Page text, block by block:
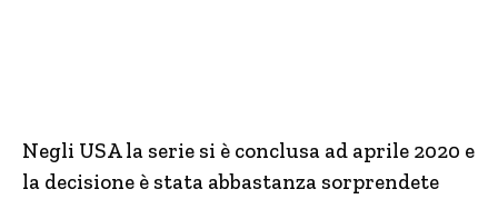
Negli USA la serie si è conclusa ad aprile 2020 e
la decisione è stata abbastanza sorprendete